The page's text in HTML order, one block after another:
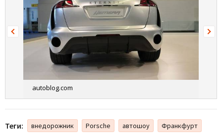
autoblog.com
Теги: внедорожник Porsche автошоу
Франкфурт